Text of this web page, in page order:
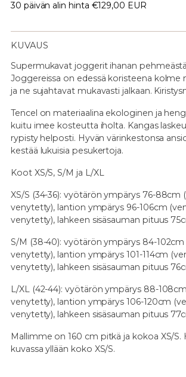
30 päivän alin hinta €129,00 EUR
KUVAUS
Supermukavat joggerit ihanan
Joggereissa on edessä koristeena kolme
ja ne sujahtavat mukavasti jalkaan.
Tencel on materiaalina ekologinen ja
kuitu imee kosteutta iholta. Kangas
rypisty helposti. Hyvän värinkestonsa
kestää lukuisia pesukertoja.
Koot XS/S, S/M ja L/XL
XS/S (34-36): vyötärön ympärys 76-
venytetty), lantion ympärys 96-106cm
venytetty), lahkeen sisäsauman pituus
S/M (38-40): vyötärön ympärys 84-
venytetty), lantion ympärys 101-114cm
venytetty), lahkeen sisäsauman pituus
L/XL (42-44): vyötärön ympärys 88-
venytetty), lantion ympärys 106-120cm
venytetty), lahkeen sisäsauman pituus
Mallimme on 160 cm pitkä ja kokoa XS/S.
kuvassa yllään koko XS/S.